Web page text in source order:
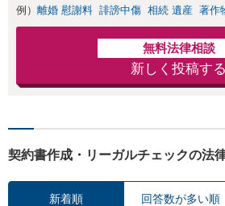
例） 離婚 慰謝料 誹謗中傷 相続 遺産 著作
無料法律相談
新しく投稿する
契約書作成・リーガルチェックの法
新着順 回答数が多い順